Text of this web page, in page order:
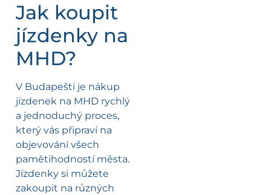
Jak koupit
jízdenky na
MHD?
V Budapešti je nákup
jízdenek na MHD rychlý
a jednoduchý proces,
který vás připraví na
objevování všech
pamětihodností města.
Jízdenky si můžete
zakoupit na různých